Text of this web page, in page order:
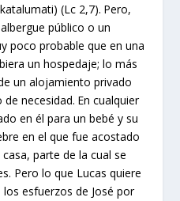
(Lc 2,7). Pero,
público o un
poco probable que en una
un hospedaje; lo más
un alojamiento privado
necesidad. En cualquier
en él para un bebé y su
en el que fue acostado
parte de la cual se
Pero lo que Lucas quiere
esfuerzos de José por